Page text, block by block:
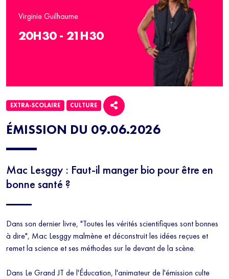
ÉMISSION DU 09.06.2026
Mac Lesggy : Faut-il manger bio pour être en
bonne santé ?
Dans son dernier livre, "Toutes les vérités scientifiques sont bonnes
à dire", Mac Lesggy malmène et déconstruit les idées reçues et
remet la science et ses méthodes sur le devant de la scène.
Dans Le Grand JT de l'Éducation, l'animateur de l'émission culte
EXTRA-SCOLAIRE CULTURE
Virginie Guilhaume
20H30 - 21H30